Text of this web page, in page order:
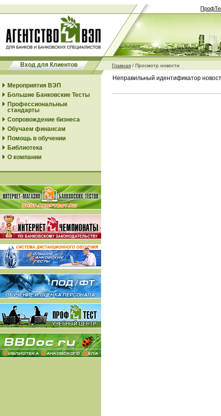
Вход для Клиентов Главная / Просмотр новости
Мероприятия ВЭП
Большие Банковские Тесты
Профессиональные
стандарты
Сопровождение бизнеса
Обучаем финансам
Помощь в обучении
Библиотека
О компании
Неправильный идентификатор